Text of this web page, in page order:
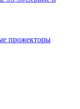
прожекторы